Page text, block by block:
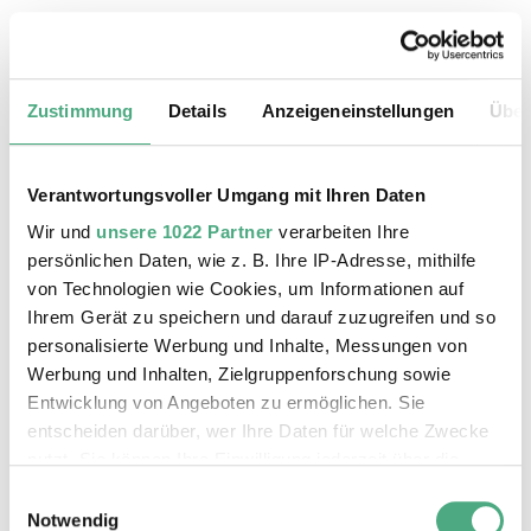
Zustimmung Details Anzeigeneinstellungen
Verantwortungsvoller Umgang mit Ihren Daten
Wir und unsere 1022 Partner verarbeiten Ihre
persönlichen Daten, wie z. B. Ihre IP-Adresse, mithilfe
von Technologien wie Cookies, um Informationen auf
Ihrem Gerät zu speichern und darauf zuzugreifen und so
personalisierte Werbung und Inhalte, Messungen von
Werbung und Inhalten, Zielgruppenforschung sowie
Entwicklung von Angeboten zu ermöglichen. Sie
entscheiden darüber, wer Ihre Daten für welche Zwecke
Trigger Symbol ändern oder widerrufen
Notwendig
ÖFFENTLICHE FÜHRUNG
Der Erzschrägaufzug der Völklinger Hütte mit
Copyright: Weltkulturerbe Völklinger Hütte | Karl
©
Das Weltkulturerbe Völklinger Hütte